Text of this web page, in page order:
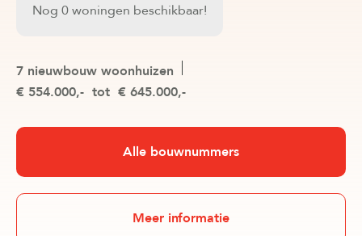
Nog 0 woningen beschikbaar!
7 nieuwbouw woonhuizen
€ 554.000,- tot € 645.000,-
Alle bouwnummers
Meer informatie